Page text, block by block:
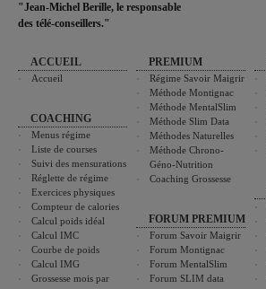
"Jean-Michel Berille, le responsable
des télé-conseillers."
ACCUEIL
Accueil
COACHING
Menus régime
Liste de courses
Suivi des mensurations
Réglette de régime
Exercices physiques
Compteur de calories
Calcul poids idéal
Calcul IMC
Courbe de poids
Calcul IMG
Grossesse mois par
PREMIUM
Régime Savoir Maigrir
Méthode Montignac
Méthode MentalSlim
Méthode Slim Data
Méthodes Naturelles
Méthode Chrono-
Géno-Nutrition
Coaching Grossesse
FORUM PREMIUM
Forum Savoir Maigrir
Forum Montignac
Forum MentalSlim
Forum SLIM data